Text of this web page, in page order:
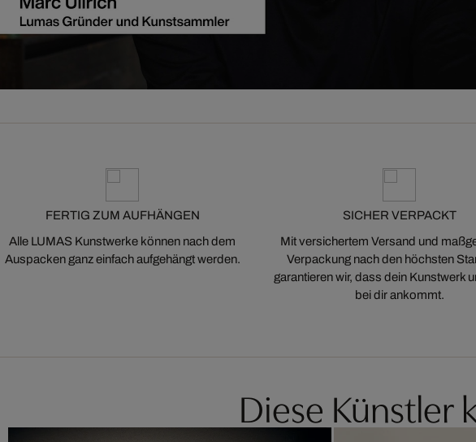
FERTIG ZUM AUFHÄNGEN
Alle LUMAS Kunstwerke können nach dem
Auspacken ganz einfach aufgehängt werden.
SICHER VERPACKT
Mit versichertem Versand und
Verpackung nach den höchsten
garantieren wir, dass dein Kunstwerk
bei dir ankommt.
Diese Künstler